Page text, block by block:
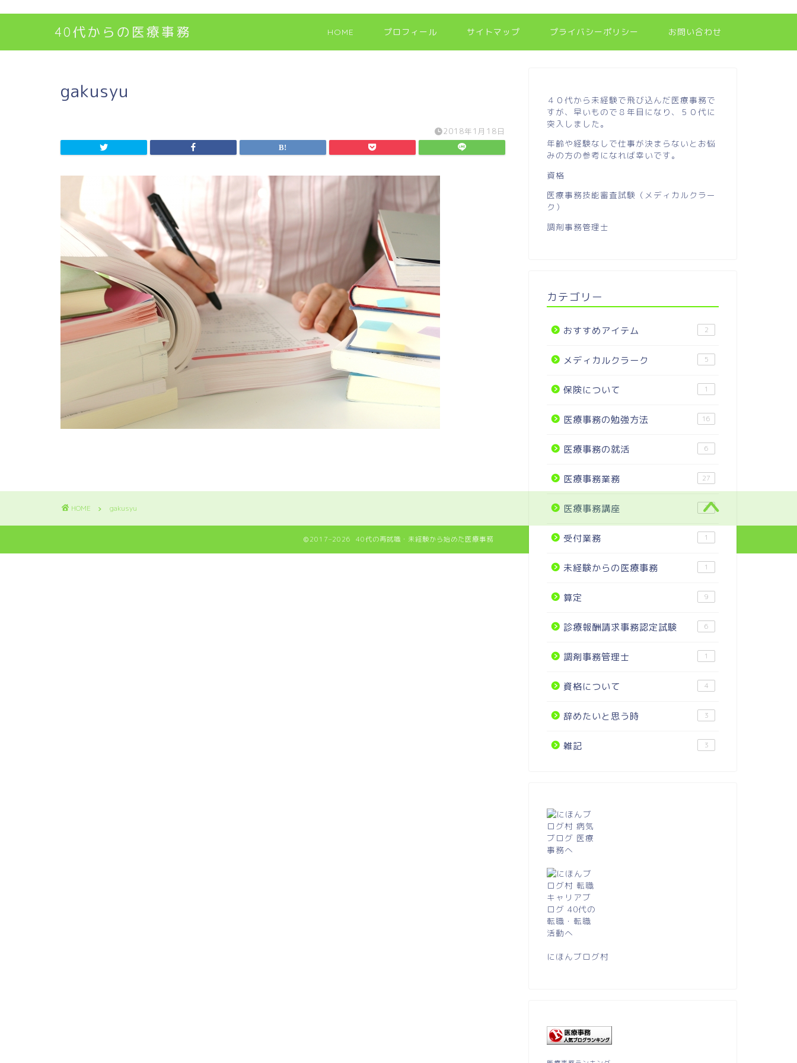
40代からの医療事務 HOME プロフィール サイトマップ プライバシーポリシー お問い合わせ
gakusyu
2018年1月18日
４０代から未経験で飛び込んだ医療事務で
すが、早いもので８年目になり、５０代に
突入しました。
年齢や経験なしで仕事が決まらないとお悩
みの方の参考になれば幸いです。
資格
医療事務技能審査試験（メディカルクラー
ク）
調剤事務管理士
カテゴリー
おすすめアイテム 2
メディカルクラーク 5
保険について 1
医療事務の勉強方法 16
医療事務の就活 6
医療事務業務 27
医療事務講座 2
受付業務 1
未経験からの医療事務 1
算定 9
診療報酬請求事務認定試験 6
調剤事務管理士 1
資格について 4
辞めたいと思う時 3
雑記 3
にほんブログ村
HOME gakusyu
2017–2026 40代の再就職・未経験から始めた医療事務